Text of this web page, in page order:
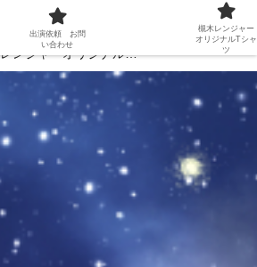
出演依頼 お問い合わせ
槻木レンジャーオリジナルTシャツ
出演依頼 お問
い合わせ
槻木レンジャー
オリジナルTシャ
ツ